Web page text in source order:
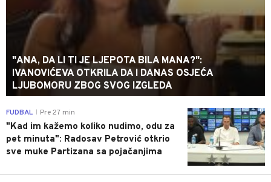
"ANA, DA LI TI JE LJEPOTA BILA MANA?":
IVANOVIĆEVA OTKRILA DA I DANAS OSJEĆA
LJUBOMORU ZBOG SVOG IZGLEDA
0
FUDBAL Pre 27 min
"Kad im kažemo koliko nudimo, odu za
pet minuta": Radosav Petrović otkrio
sve muke Partizana sa pojačanjima